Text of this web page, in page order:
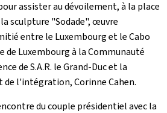
assister au dévoilement, à la place
sculpture "Sodade", œuvre
entre le Luxembourg et le Cabo
de Luxembourg à la Communauté
de S.A.R. le Grand-Duc et la
de l'intégration, Corinne Cahen.
du couple présidentiel avec la